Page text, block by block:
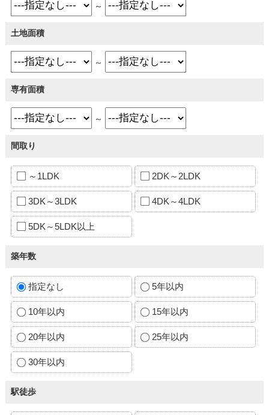
～
土地面積
～
専有面積
～
間取り
～1LDK 2DK～2LDK
3DK～3LDK 4DK～4LDK
5DK～5LDK以上
築年数
指定なし 5年以内
10年以内 15年以内
20年以内 25年以内
30年以内
駅徒歩